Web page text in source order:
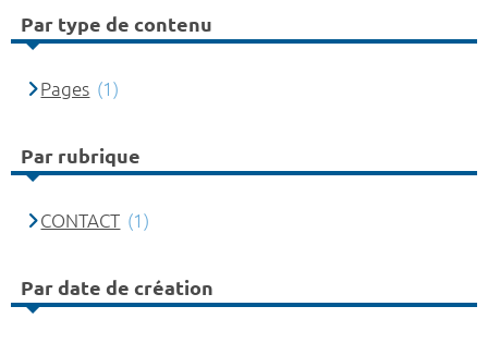
Par type de contenu
Pages (1)
Par rubrique
CONTACT (1)
Par date de création